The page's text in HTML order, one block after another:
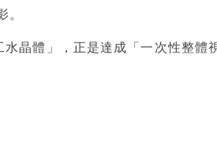
。
晶體」，正是達成「一次性整體